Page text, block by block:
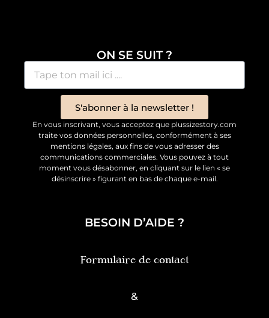
ON SE SUIT ?
S'abonner à la newsletter !
En vous inscrivant, vous acceptez que plussizestory.com
traite vos données personnelles, conformément à ses
mentions légales, aux fins de vous adresser des
communications commerciales. Vous pouvez à tout
moment vous désabonner, en cliquant sur le lien « se
désinscrire » figurant en bas de chaque e-mail.
BESOIN D’AIDE ?
Formulaire de contact
&